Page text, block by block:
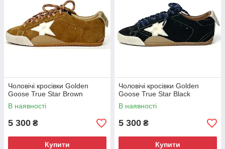
Чоловічі кросівки Golden
Goose True Star Brown
В наявності
5 300 ₴
Купити
Чоловічі кросівки Golden
Goose True Star Black
В наявності
5 300 ₴
Купити